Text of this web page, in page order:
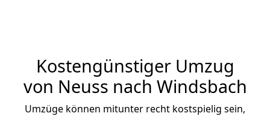
Kostengünstiger Umzug
von Neuss nach Windsbach
Umzüge können mitunter recht kostspielig sein,